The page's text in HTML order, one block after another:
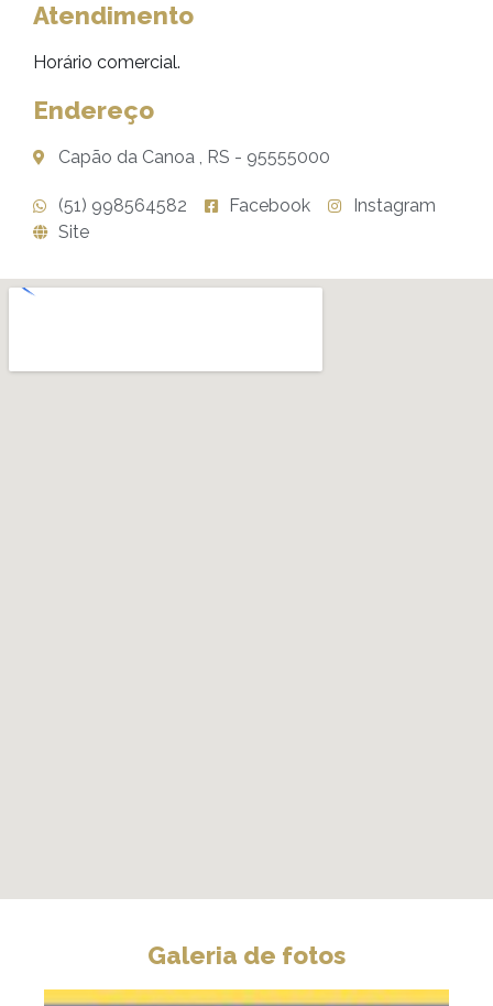
Atendimento
Horário comercial.
Endereço
Capão da Canoa , RS - 95555000
(51) 998564582 Facebook
Instagram
Site
Galeria de fotos